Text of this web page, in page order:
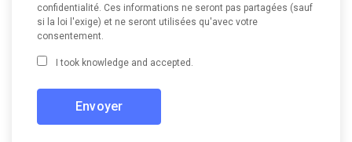
confidentialité. Ces informations ne seront pas partagées (sauf
si la loi l'exige) et ne seront utilisées qu'avec votre
consentement.
I took knowledge and accepted.